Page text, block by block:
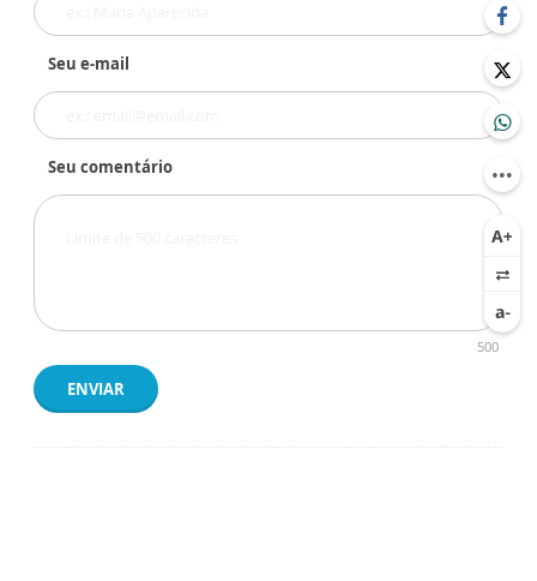
Seu e-mail
Seu comentário
500
ENVIAR